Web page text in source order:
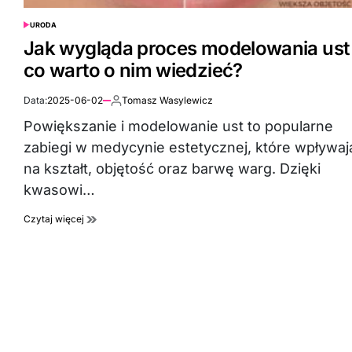
POSTED
URODA
Jak wygląda proces modelowania ust
co warto o nim wiedzieć?
Data:2025-06-02 Autor:
Tomasz Wasylewicz
Powiększanie i modelowanie ust to popularne
zabiegi w medycynie estetycznej, które
na kształt, objętość oraz barwę warg. Dzięki
kwasowi…
Czytaj więcej